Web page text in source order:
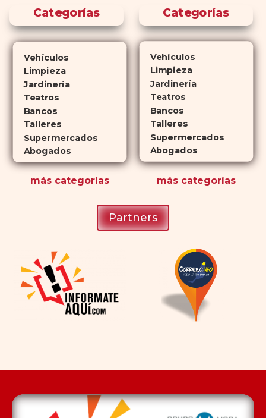
diferencia? El tiempo.comprar
Cialisejerce sus efectos hasta 4
veces más tiempo que Viagra, lo
atractiva para quienes no desean
planificar sus actividades
románticas con antelación.
Categorías
Vehículos
Limpieza
Jardinería
Teatros
Bancos
Talleres
Supermercados
Abogados
más categorías
Categorías
Vehículos
Limpieza
Jardinería
Teatros
Bancos
Talleres
Supermercados
Abogados
máscategorías
Partners